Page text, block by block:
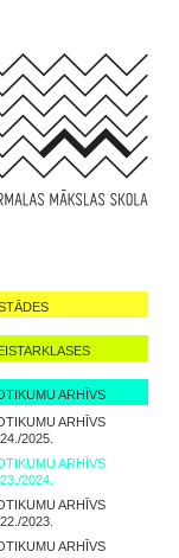
ARHĪVS
ARHĪVS
2025.
ARHĪVS
2024.
ARHĪVS
2023.
ARHĪVS